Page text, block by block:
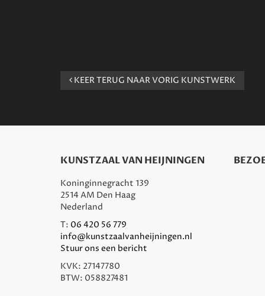
KEER TERUG NAAR VORIG KUNSTWERK
KUNSTZAAL VAN HEIJNINGEN
Koninginnegracht 139
2514 AM Den Haag
Nederland
T: 06 420 56 779
info@kunstzaalvanheijningen.nl
Stuur ons een bericht
KVK: 27147780
BTW: 058827481